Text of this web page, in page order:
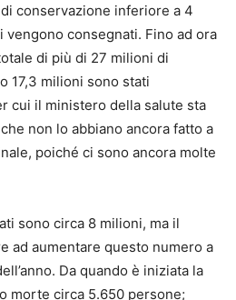
conservazione inferiore a 4
vengono consegnati. Fino ad ora
di più di 27 milioni di
17,3 milioni sono stati
cui il ministero della salute sta
non lo abbiano ancora fatto a
poiché ci sono ancora molte
sono circa 8 milioni, ma il
ad aumentare questo numero a
Da quando è iniziata la
morte circa 5.650 persone;